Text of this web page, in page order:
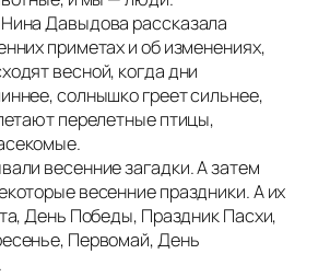
Давыдова рассказала
приметах и об изменениях,
весной, когда дни
солнышко греет сильнее,
перелетные птицы,
весенние загадки. А затем
весенние праздники. А их
День Победы, Праздник Пасхи,
Первомай, День